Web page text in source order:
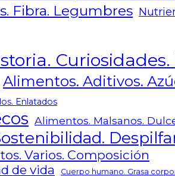
Fibra. Legumbres
Curiosidades.
Alimentos. Aditivos.
Enlatados
Alimentos. Malsanos.
Varios. Composición
de vida
Cuerpo humano. Grasa